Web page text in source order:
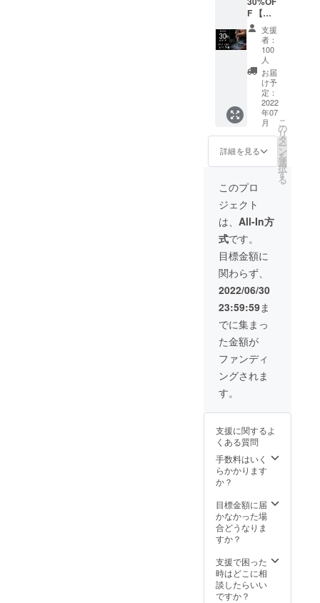
・割引
率は税
込予定
販売価
16,800
円(税込)
に対す
るもの
です ・
価格は
消費税
込・送
料込で
F 【送
料込
み】100
ビット
電動ド
ライ
バー＆
20ツー
ルセッ
ト ・ 先
着100名
様限定
・一般
格：
16,800
円(税込)
・割引
率は税
込予定
販売価
格
16,800
円(税込)
に対す
るもの
です ・
価格は
消費税
込・送
料込で
す
支援
者：
100
人
お届
け予
定：
2022
年07
月
詳細を見る
こ
の
リ
タ
ー
ン
を
選
択
す
る
このプロ
ジェクト
は、 All-In方
式です。
目標金額に
関わらず、
2022/06/30
23:59:59ま
でに集まっ
た金額が
ファンディ
ングされま
す。
支援に関するよ
くある質問
手数料はいく
らかかります
か？
目標金額に届
かなかった場
合どうなりま
すか？
支援で困った
時はどこに相
談したらいい
ですか？